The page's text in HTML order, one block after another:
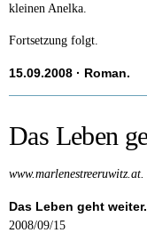
kleinen Anelka.
Fortsetzung folgt.
15.09.2008 · Roman.
Das Leben
www.marlenestreeruwitz.at.
Das Leben geht
2008/09/15